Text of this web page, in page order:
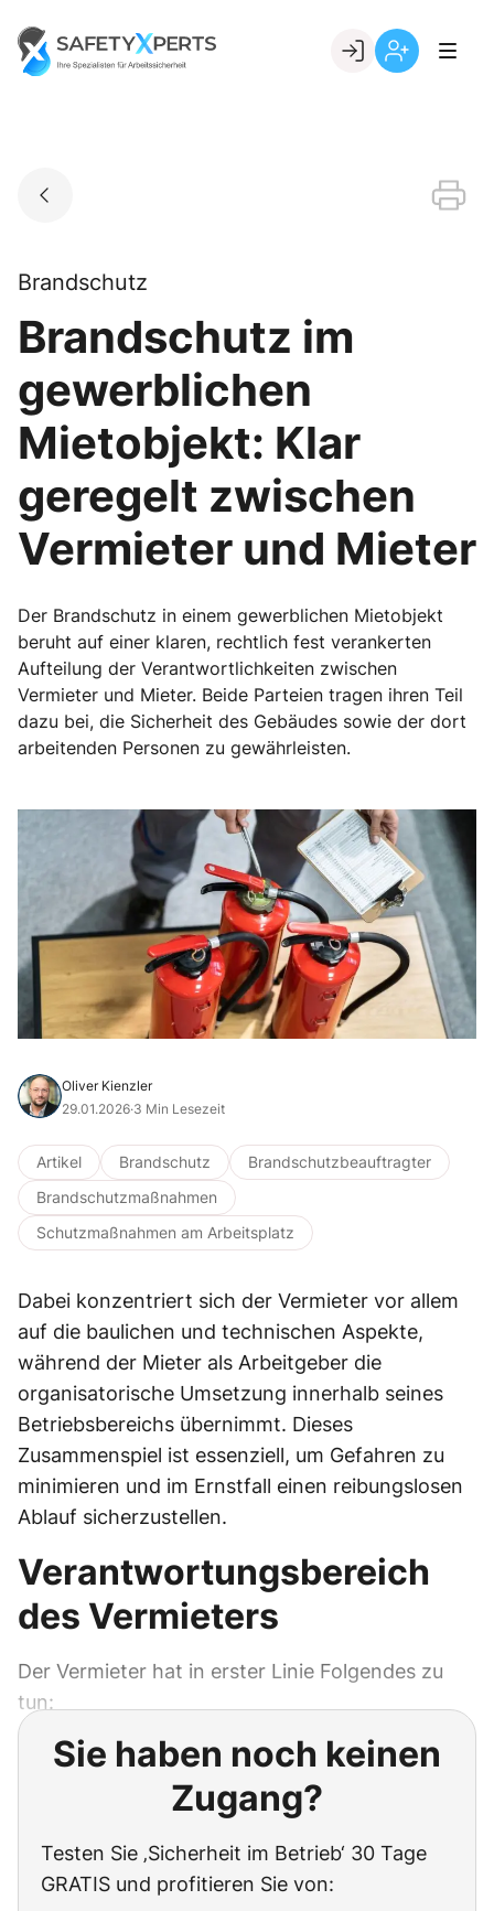
content
Go to landing page.
Brandschutz
Brandschutz im
gewerblichen
Mietobjekt: Klar
geregelt zwischen
Vermieter und Mieter
Der Brandschutz in einem gewerblichen Mietobjekt
beruht auf einer klaren, rechtlich fest verankerten
Aufteilung der Verantwortlichkeiten zwischen
Vermieter und Mieter. Beide Parteien tragen ihren Teil
dazu bei, die Sicherheit des Gebäudes sowie der dort
arbeitenden Personen zu gewährleisten.
Oliver Kienzler
29.01.2026·3 Min Lesezeit
Artikel Brandschutz
Brandschutzbeauftragter
Brandschutzmaßnahmen
Schutzmaßnahmen am Arbeitsplatz
Dabei konzentriert sich der Vermieter vor allem
auf die baulichen und technischen Aspekte,
während der Mieter als Arbeitgeber die
organisatorische Umsetzung innerhalb seines
Betriebsbereichs übernimmt. Dieses
Zusammenspiel ist essenziell, um Gefahren zu
minimieren und im Ernstfall einen reibungslosen
Ablauf sicherzustellen.
Verantwortungsbereich
des Vermieters
Der Vermieter hat in erster Linie Folgendes zu
tun:
Sie haben noch keinen
Zugang?
Testen Sie ‚Sicherheit im Betrieb‘ 30 Tage
GRATIS und profitieren Sie von: